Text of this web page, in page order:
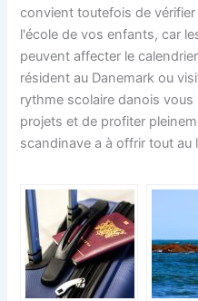
convient toutefois de
l'école de vos enfants, car
peuvent affecter le
résident au Danemark ou
rythme scolaire danois
projets et de profiter
scandinave a à offrir tout au